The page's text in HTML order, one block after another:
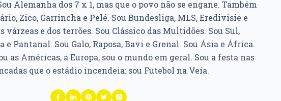
Alemanha dos 7 x 1, mas que o povo não se engane. Também
Zico, Garrincha e Pelé. Sou Bundesliga, MLS, Eredivisie e
várzeas e dos terrões. Sou Clássico das Multidões. Sou Sul,
e Pantanal. Sou Galo, Raposa, Bavi e Grenal. Sou Ásia e África.
as Américas, a Europa, sou o mundo em geral. Sou a festa nas
que o estádio incendeia: sou Futebol na Veia.